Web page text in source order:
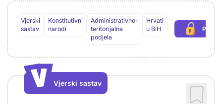
Vjerski
sastav
Konstitutivni
narodi
Administrativno-
teritorijalna
podjela
Hrvati
u BiH
V
V
Vjerski sastav